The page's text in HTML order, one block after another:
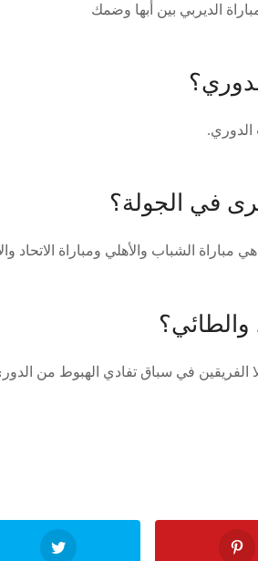
الدوري.
في الجولة؟
والطائي؟
الفريقين في سباق تفادي الهبوط من